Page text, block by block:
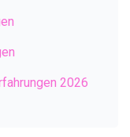
2026